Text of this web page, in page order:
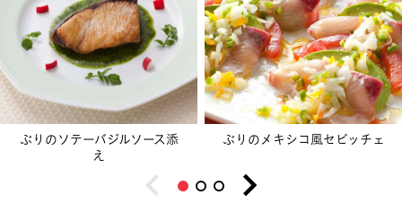
ぶりのソテーバジルソース添
え
ぶりのメキシコ風セビッチェ